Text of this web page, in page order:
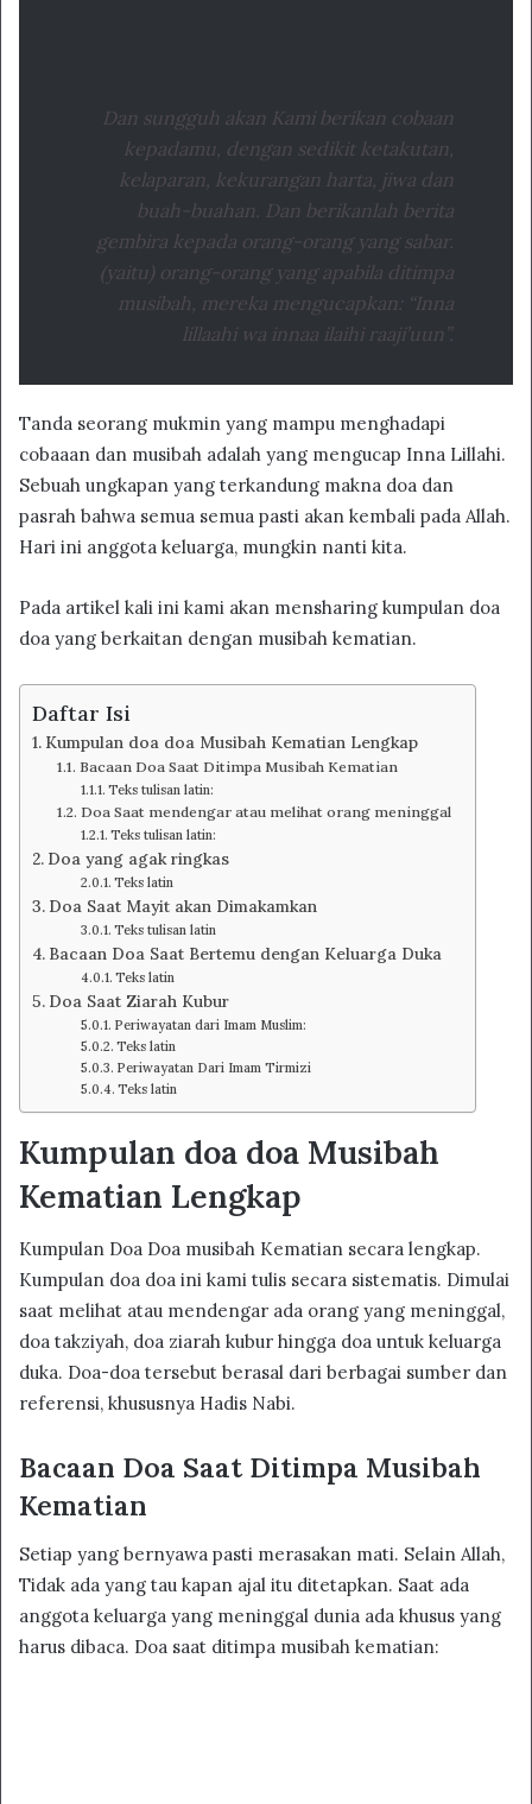
Dan sungguh akan Kami berikan cobaan
kepadamu, dengan sedikit ketakutan,
kelaparan, kekurangan harta, jiwa dan
buah-buahan. Dan berikanlah berita
gembira kepada orang-orang yang sabar.
(yaitu) orang-orang yang apabila ditimpa
musibah, mereka mengucapkan: “Inna
lillaahi wa innaa ilaihi raaji’uun”.
Tanda seorang mukmin yang mampu menghadapi
cobaaan dan musibah adalah yang mengucap Inna Lillahi.
Sebuah ungkapan yang terkandung makna doa dan
pasrah bahwa semua semua pasti akan kembali pada Allah.
Hari ini anggota keluarga, mungkin nanti kita.
Pada artikel kali ini kami akan mensharing kumpulan doa
doa yang berkaitan dengan musibah kematian.
Daftar Isi
Kumpulan doa doa Musibah Kematian Lengkap
Bacaan Doa Saat Ditimpa Musibah Kematian
Teks tulisan latin:
Doa Saat mendengar atau melihat orang meninggal
Teks tulisan latin:
Doa yang agak ringkas
Teks latin
Doa Saat Mayit akan Dimakamkan
Teks tulisan latin
Bacaan Doa Saat Bertemu dengan Keluarga Duka
Teks latin
Doa Saat Ziarah Kubur
Periwayatan dari Imam Muslim:
Teks latin
Periwayatan Dari Imam Tirmizi
Teks latin
Kumpulan doa doa Musibah
Kematian Lengkap
Kumpulan Doa Doa musibah Kematian secara lengkap.
Kumpulan doa doa ini kami tulis secara sistematis. Dimulai
saat melihat atau mendengar ada orang yang meninggal,
doa takziyah, doa ziarah kubur hingga doa untuk keluarga
duka. Doa-doa tersebut berasal dari berbagai sumber dan
referensi, khususnya Hadis Nabi.
Bacaan Doa Saat Ditimpa Musibah
Kematian
Setiap yang bernyawa pasti merasakan mati. Selain Allah,
Tidak ada yang tau kapan ajal itu ditetapkan. Saat ada
anggota keluarga yang meninggal dunia ada khusus yang
harus dibaca. Doa saat ditimpa musibah kematian: